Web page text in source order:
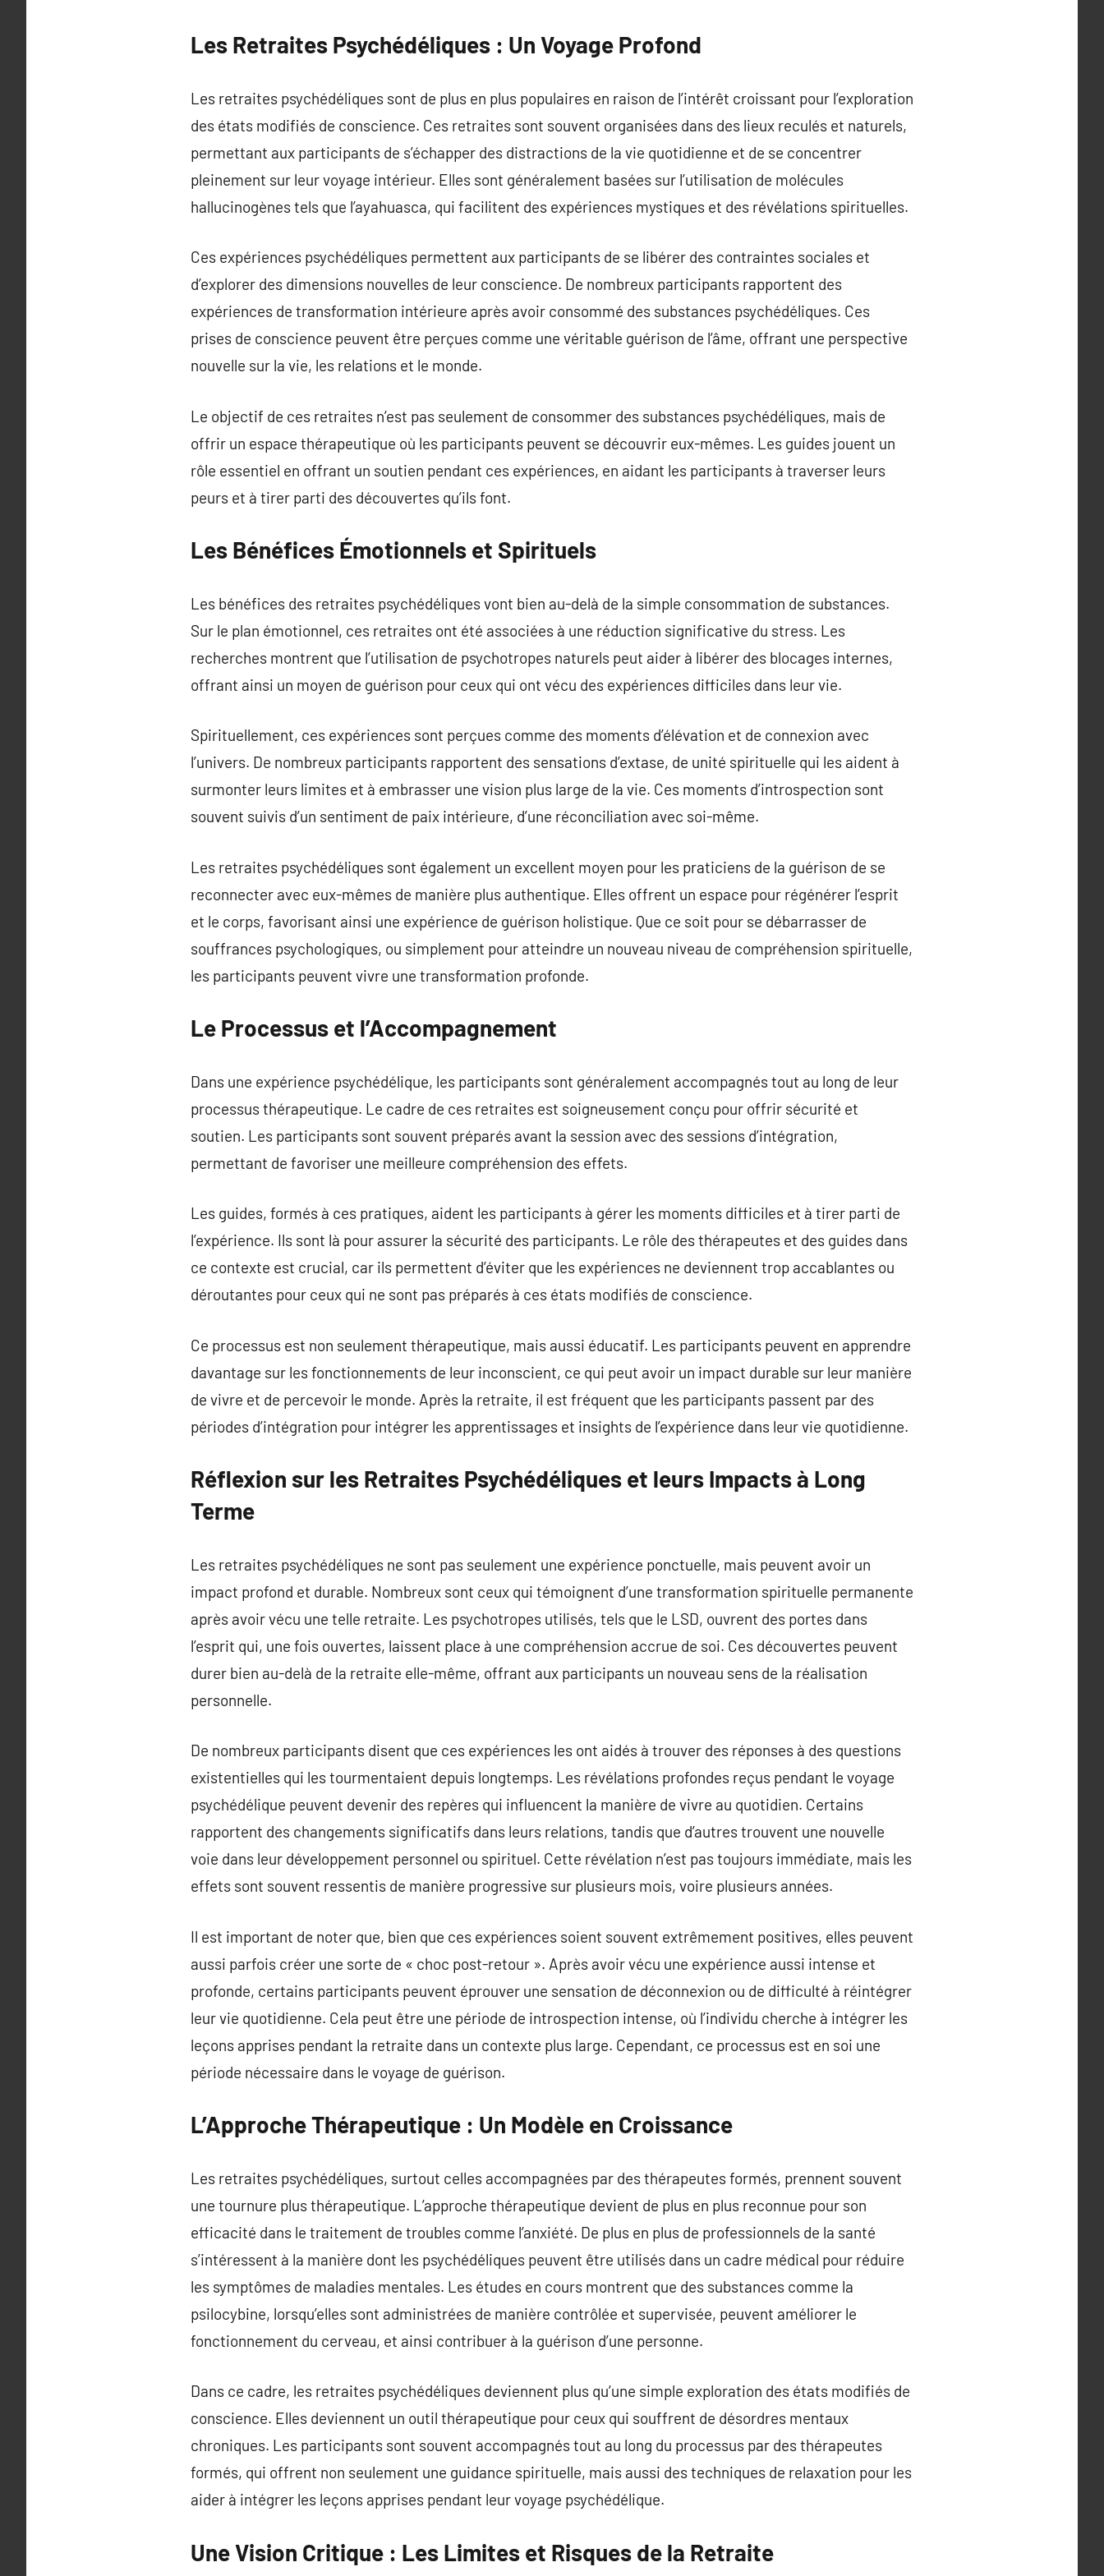
Les Retraites Psychédéliques : Un Voyage Profond
Les retraites psychédéliques sont de plus en plus populaires en raison de l’intérêt croissant pour l’exploration
des états modifiés de conscience. Ces retraites sont souvent organisées dans des lieux reculés et naturels,
permettant aux participants de s’échapper des distractions de la vie quotidienne et de se concentrer
pleinement sur leur voyage intérieur. Elles sont généralement basées sur l’utilisation de molécules
hallucinogènes tels que l’ayahuasca, qui facilitent des expériences mystiques et des révélations spirituelles.
Ces expériences psychédéliques permettent aux participants de se libérer des contraintes sociales et
d’explorer des dimensions nouvelles de leur conscience. De nombreux participants rapportent des
expériences de transformation intérieure après avoir consommé des substances psychédéliques. Ces
prises de conscience peuvent être perçues comme une véritable guérison de l’âme, offrant une perspective
nouvelle sur la vie, les relations et le monde.
Le objectif de ces retraites n’est pas seulement de consommer des substances psychédéliques, mais de
offrir un espace thérapeutique où les participants peuvent se découvrir eux-mêmes. Les guides jouent un
rôle essentiel en offrant un soutien pendant ces expériences, en aidant les participants à traverser leurs
peurs et à tirer parti des découvertes qu’ils font.
Les Bénéfices Émotionnels et Spirituels
Les bénéfices des retraites psychédéliques vont bien au-delà de la simple consommation de substances.
Sur le plan émotionnel, ces retraites ont été associées à une réduction significative du stress. Les
recherches montrent que l’utilisation de psychotropes naturels peut aider à libérer des blocages internes,
offrant ainsi un moyen de guérison pour ceux qui ont vécu des expériences difficiles dans leur vie.
Spirituellement, ces expériences sont perçues comme des moments d’élévation et de connexion avec
l’univers. De nombreux participants rapportent des sensations d’extase, de unité spirituelle qui les aident à
surmonter leurs limites et à embrasser une vision plus large de la vie. Ces moments d’introspection sont
souvent suivis d’un sentiment de paix intérieure, d’une réconciliation avec soi-même.
Les retraites psychédéliques sont également un excellent moyen pour les praticiens de la guérison de se
reconnecter avec eux-mêmes de manière plus authentique. Elles offrent un espace pour régénérer l’esprit
et le corps, favorisant ainsi une expérience de guérison holistique. Que ce soit pour se débarrasser de
souffrances psychologiques, ou simplement pour atteindre un nouveau niveau de compréhension spirituelle,
les participants peuvent vivre une transformation profonde.
Le Processus et l’Accompagnement
Dans une expérience psychédélique, les participants sont généralement accompagnés tout au long de leur
processus thérapeutique. Le cadre de ces retraites est soigneusement conçu pour offrir sécurité et
soutien. Les participants sont souvent préparés avant la session avec des sessions d’intégration,
permettant de favoriser une meilleure compréhension des effets.
Les guides, formés à ces pratiques, aident les participants à gérer les moments difficiles et à tirer parti de
l’expérience. Ils sont là pour assurer la sécurité des participants. Le rôle des thérapeutes et des guides dans
ce contexte est crucial, car ils permettent d’éviter que les expériences ne deviennent trop accablantes ou
déroutantes pour ceux qui ne sont pas préparés à ces états modifiés de conscience.
Ce processus est non seulement thérapeutique, mais aussi éducatif. Les participants peuvent en apprendre
davantage sur les fonctionnements de leur inconscient, ce qui peut avoir un impact durable sur leur manière
de vivre et de percevoir le monde. Après la retraite, il est fréquent que les participants passent par des
périodes d’intégration pour intégrer les apprentissages et insights de l’expérience dans leur vie quotidienne.
Réflexion sur les Retraites Psychédéliques et leurs Impacts à Long
Terme
Les retraites psychédéliques ne sont pas seulement une expérience ponctuelle, mais peuvent avoir un
impact profond et durable. Nombreux sont ceux qui témoignent d’une transformation spirituelle permanente
après avoir vécu une telle retraite. Les psychotropes utilisés, tels que le LSD, ouvrent des portes dans
l’esprit qui, une fois ouvertes, laissent place à une compréhension accrue de soi. Ces découvertes peuvent
durer bien au-delà de la retraite elle-même, offrant aux participants un nouveau sens de la réalisation
personnelle.
De nombreux participants disent que ces expériences les ont aidés à trouver des réponses à des questions
existentielles qui les tourmentaient depuis longtemps. Les révélations profondes reçus pendant le voyage
psychédélique peuvent devenir des repères qui influencent la manière de vivre au quotidien. Certains
rapportent des changements significatifs dans leurs relations, tandis que d’autres trouvent une nouvelle
voie dans leur développement personnel ou spirituel. Cette révélation n’est pas toujours immédiate, mais les
effets sont souvent ressentis de manière progressive sur plusieurs mois, voire plusieurs années.
Il est important de noter que, bien que ces expériences soient souvent extrêmement positives, elles peuvent
aussi parfois créer une sorte de « choc post-retour ». Après avoir vécu une expérience aussi intense et
profonde, certains participants peuvent éprouver une sensation de déconnexion ou de difficulté à réintégrer
leur vie quotidienne. Cela peut être une période de introspection intense, où l’individu cherche à intégrer les
leçons apprises pendant la retraite dans un contexte plus large. Cependant, ce processus est en soi une
période nécessaire dans le voyage de guérison.
L’Approche Thérapeutique : Un Modèle en Croissance
Les retraites psychédéliques, surtout celles accompagnées par des thérapeutes formés, prennent souvent
une tournure plus thérapeutique. L’approche thérapeutique devient de plus en plus reconnue pour son
efficacité dans le traitement de troubles comme l’anxiété. De plus en plus de professionnels de la santé
s’intéressent à la manière dont les psychédéliques peuvent être utilisés dans un cadre médical pour réduire
les symptômes de maladies mentales. Les études en cours montrent que des substances comme la
psilocybine, lorsqu’elles sont administrées de manière contrôlée et supervisée, peuvent améliorer le
fonctionnement du cerveau, et ainsi contribuer à la guérison d’une personne.
Dans ce cadre, les retraites psychédéliques deviennent plus qu’une simple exploration des états modifiés de
conscience. Elles deviennent un outil thérapeutique pour ceux qui souffrent de désordres mentaux
chroniques. Les participants sont souvent accompagnés tout au long du processus par des thérapeutes
formés, qui offrent non seulement une guidance spirituelle, mais aussi des techniques de relaxation pour les
aider à intégrer les leçons apprises pendant leur voyage psychédélique.
Une Vision Critique : Les Limites et Risques de la Retraite